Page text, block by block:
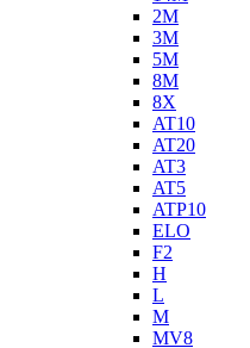
2M
3M
5M
8M
8X
AT10
AT20
AT3
AT5
ATP10
ELO
F2
H
L
M
MV8